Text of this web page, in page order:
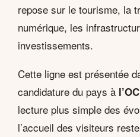
repose sur le tourisme, la
numérique, les
investissements.
Cette ligne est présentée
candidature du pays à
lecture plus simple des
l’accueil des visiteurs